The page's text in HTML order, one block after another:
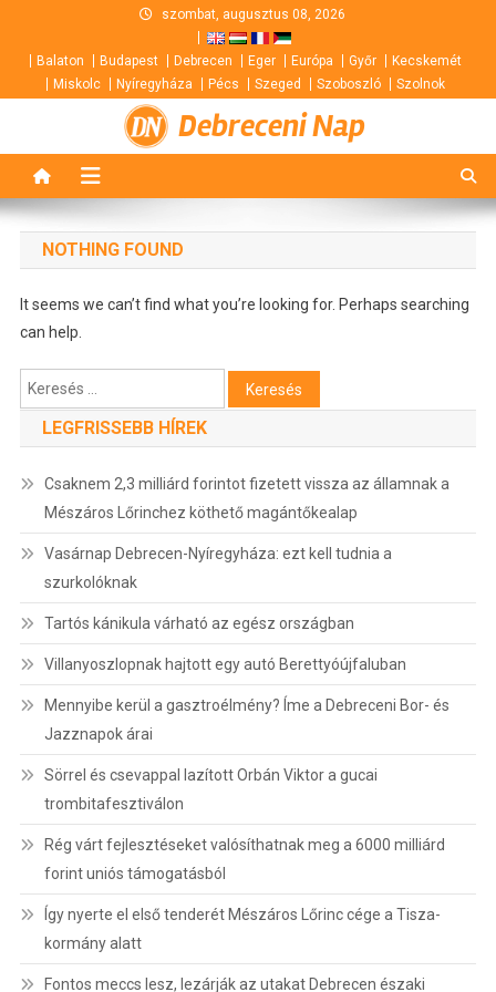
content
szombat, augusztus 08, 2026
Balaton Budapest Debrecen Eger Európa Győr
Kecskemét
Miskolc
Nyíregyháza Pécs Szeged Szoboszló Szolnok
Debreceni Nap
NOTHING FOUND
It seems we can’t find what you’re looking for. Perhaps searching
can help.
Keresés:
LEGFRISSEBB HÍREK
Csaknem 2,3 milliárd forintot fizetett vissza az államnak a
Mészáros Lőrinchez köthető magántőkealap
Vasárnap Debrecen-Nyíregyháza: ezt kell tudnia a
szurkolóknak
Tartós kánikula várható az egész országban
Villanyoszlopnak hajtott egy autó Berettyóújfaluban
Mennyibe kerül a gasztroélmény? Íme a Debreceni Bor- és
Jazznapok árai
Sörrel és csevappal lazított Orbán Viktor a gucai
trombitafesztiválon
Rég várt fejlesztéseket valósíthatnak meg a 6000 milliárd
forint uniós támogatásból
Így nyerte el első tenderét Mészáros Lőrinc cége a Tisza-
kormány alatt
Fontos meccs lesz, lezárják az utakat Debrecen északi